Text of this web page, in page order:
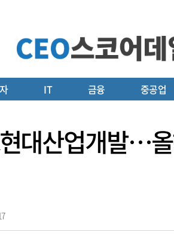
IT 금융 중공업
대산업개발…